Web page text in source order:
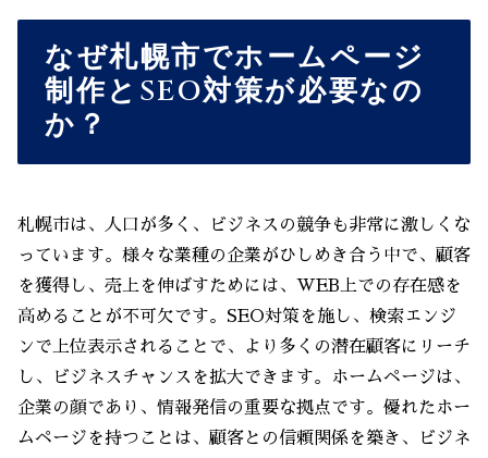
なぜ札幌市でホームページ
制作とSEO対策が必要なの
か？
札幌市は、人口が多く、ビジネスの競争も非常に激しくな
っています。様々な業種の企業がひしめき合う中で、顧客
を獲得し、売上を伸ばすためには、WEB上での存在感を
高めることが不可欠です。SEO対策を施し、検索エンジ
ンで上位表示されることで、より多くの潜在顧客にリーチ
し、ビジネスチャンスを拡大できます。ホームページは、
企業の顔であり、情報発信の重要な拠点です。優れたホー
ムページを持つことは、顧客との信頼関係を築き、ビジネ